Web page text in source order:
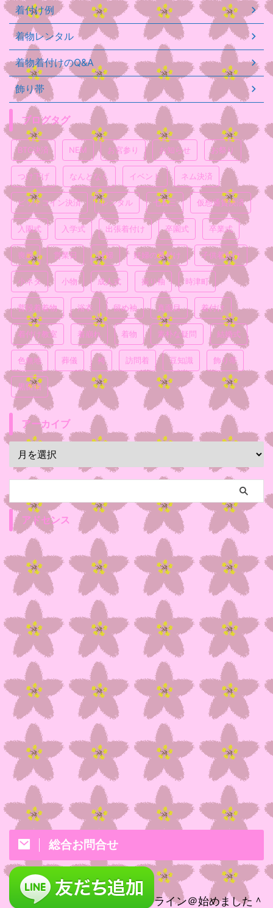
着付け例
着物レンタル
着物着付けのQ&A
飾り帯
ブログタグ
BTC決済 NEM お宮参り お知らせ お祭り
つけ下げ なんとなく イベント ネム決済
ビットコイン決済 レンタル 七五三 仮想通貨決済
入園式 入学式 出張着付け 卒園式 卒業式
喪服 営業日 妊婦 妊婦の着付け 子供着付け
小ネタ 小物 成人式 振り袖 時津町
普段着着物 浴衣 留め袖 真面目 着付け
着付け教室 着崩れ 着物 素朴な疑問 結婚式
色無地 葬儀 袴 訪問着 豆知識 飾り帯
黒留袖
アーカイブ
アドセンス
総合お問合せ
ライン＠始めました＾